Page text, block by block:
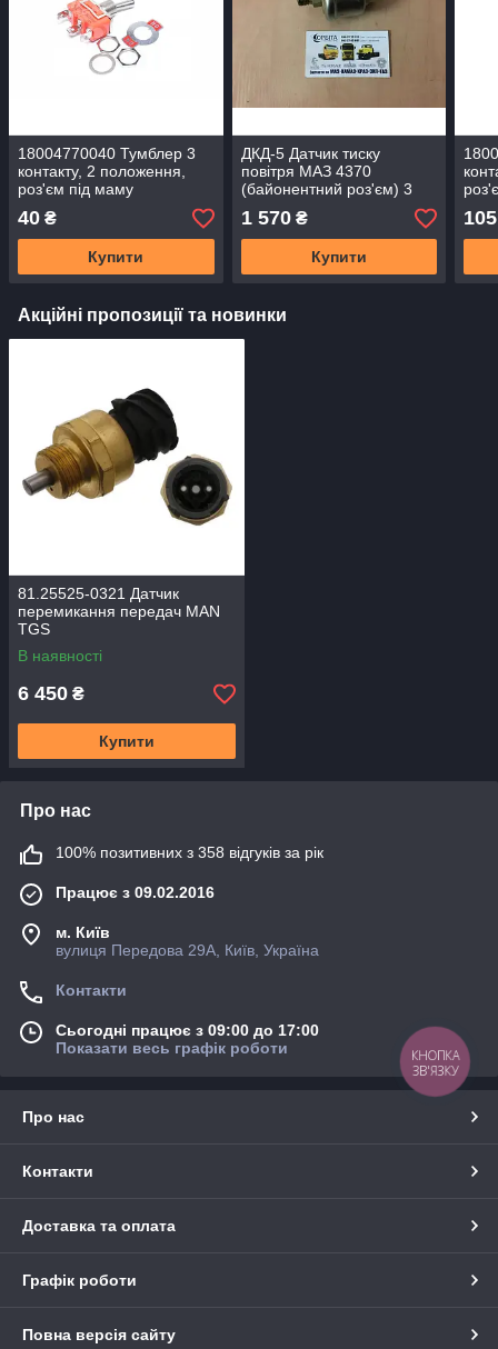
18004770040 Тумблер 3
контакту, 2 положення,
роз'єм під маму
40 ₴
Купити
ДКД-5 Датчик тиску
повітря МАЗ 4370
(байонентний роз'єм) 3
контакти (М12х1,5)
1 570₴
Купити
105
Акційні пропозиції та новинки
81.25525-0321 Датчик
перемикання передач MAN
TGS
В наявності
6 450 ₴
Купити
Про нас
100% позитивних з 358 відгуків за рік
Працює з 09.02.2016
м. Київ
вулиця Передова 29А, Київ, Україна
Контакти
Сьогодні працює з 09:00 до 17:00
Показати весь графік роботи
Про нас
Контакти
Доставка та оплата
Графік роботи
Повна версія сайту
КНОПКА
ЗВ'ЯЗКУ